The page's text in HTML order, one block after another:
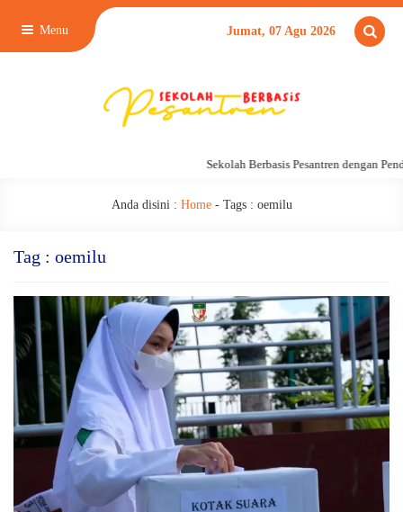
Menu Jumat, 07 Agu 2026
Sekolah Berbasis Pesantren dengan
Anda disini : Home- Tags : oemilu
Tag : oemilu